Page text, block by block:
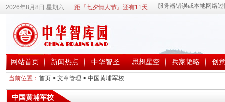
2026年8月8日 星期六 距『七夕情人节』还有11天
网站首页 新闻热点 中华智圣 思想星空 兵家韬略 创
当前位置： 首页> 文章管理 > 中国黄埔军校
中国黄埔军校